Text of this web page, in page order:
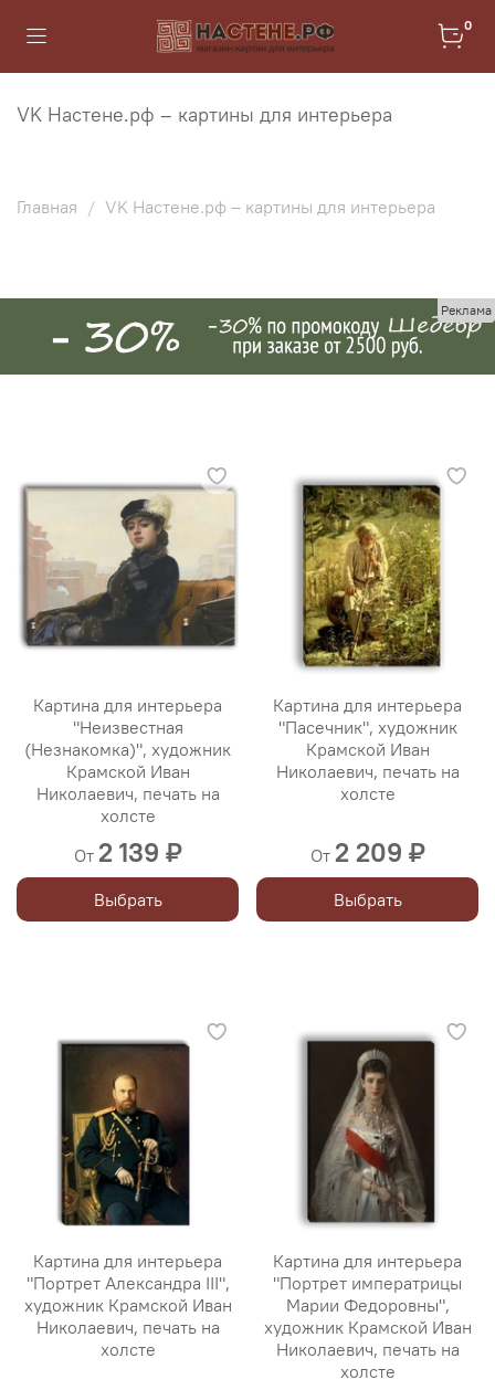
0
VK Настене.рф – картины для интерьера
Главная VK Настене.рф – картины для интерьера
Реклама
Картина для интерьера
"Неизвестная
(Незнакомка)", художник
Крамской Иван
Николаевич, печать на
холсте
От 2 139 ₽
Выбрать
Картина для интерьера
"Пасечник", художник
Крамской Иван
Николаевич, печать на
холсте
От 2 209 ₽
Выбрать
Картина для интерьера
"Портрет Александра III",
художник Крамской Иван
Николаевич, печать на
холсте
Картина для интерьера
"Портрет императрицы
Марии Федоровны",
художник Крамской Иван
Николаевич, печать на
холсте